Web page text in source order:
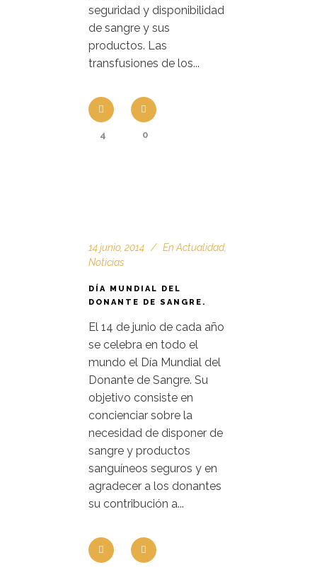
seguridad y disponibilidad
de sangre y sus
productos. Las
transfusiones de los...
4 0
14 junio, 2014 En Actualidad,
Noticias
DÍA MUNDIAL DEL
DONANTE DE SANGRE.
El 14 de junio de cada año
se celebra en todo el
mundo el Día Mundial del
Donante de Sangre. Su
objetivo consiste en
concienciar sobre la
necesidad de disponer de
sangre y productos
sanguíneos seguros y en
agradecer a los donantes
su contribución a...